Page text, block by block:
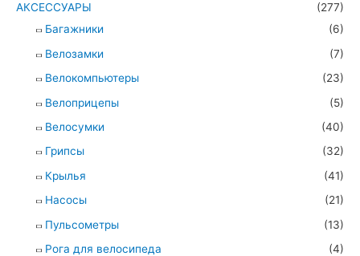
АКСЕССУАРЫ
(277)
Багажники
(6)
Велозамки
(7)
Велокомпьютеры
(23)
Велоприцепы
(5)
Велосумки
(40)
Грипсы
(32)
Крылья
(41)
Насосы
(21)
Пульсометры
(13)
Рога для велосипеда
(4)